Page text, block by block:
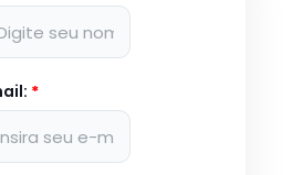
*